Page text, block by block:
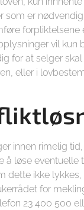
som er
forpliktelsene
vil kun
for at selger
eller i
innen rimelig tid,
å løse eventuelle
dette ikke
for
23 400 500